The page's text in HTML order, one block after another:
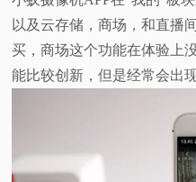
以及云存储，商场，和直播
买，商场这个功能在体验上
能比较创新，但是经常会出